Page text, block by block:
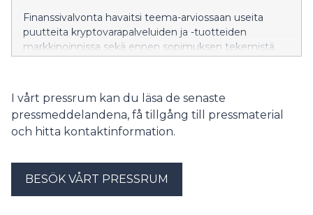
Finanssivalvonta havaitsi teema-arviossaan useita
puutteita kryptovarapalveluiden ja -tuotteiden
markkinoinnissa sekä ennen sopimuksen tekemistä
selkeään esittämiseen sekä kuluttajansuojalain
edellyttämien ennakkotietojen antamiseen.
I vårt pressrum kan du läsa de senaste
pressmeddelandena, få tillgång till pressmaterial
och hitta kontaktinformation.
BESÖK VÅRT PRESSRUM